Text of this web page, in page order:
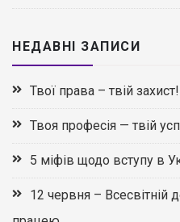
НЕДАВНІ ЗАПИСИ
Твої права – твій захист!
Твоя професія — твій
5 міфів щодо вступу в
12 червня – Всесвітній